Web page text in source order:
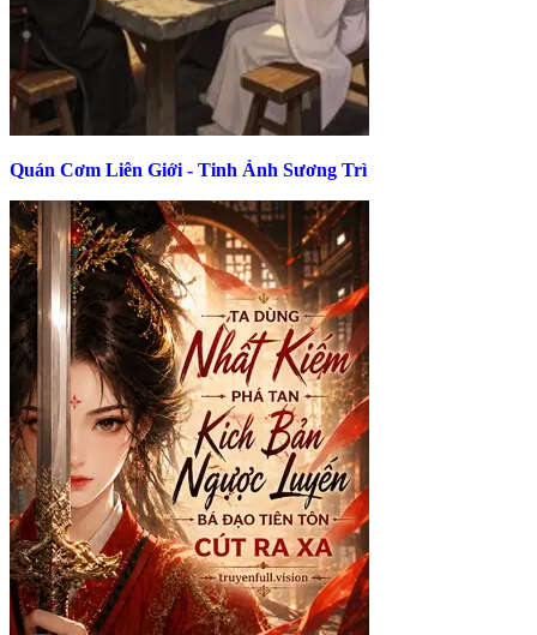
Quán Cơm Liên Giới - Tinh Ảnh Sương Trì